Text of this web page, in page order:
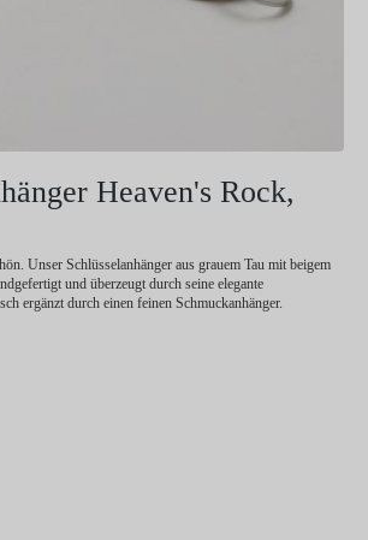
Heaven's Rock,
Unser Schlüsselanhänger aus grauem Tau mit beigem
und überzeugt durch seine elegante
ergänzt durch einen feinen Schmuckanhänger.